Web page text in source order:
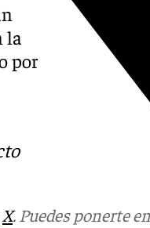
la
por
X. Puedes ponerte